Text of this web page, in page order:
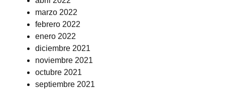
marzo 2022
febrero 2022
enero 2022
diciembre 2021
noviembre 2021
octubre 2021
septiembre 2021